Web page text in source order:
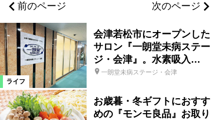
会津若松市 会津エリア
南相馬市 浜通りエリア 伊達市
二本松市 いわき市 双葉町
前のページ 次のページ
ライフ
会津若松市にオープンした
サロン『一朗堂未病ステー
ジ・会津』。水素吸入…
一朗堂未病ステージ・会津
お歳暮・冬ギフトにおすす
めの『モンモ良品』お取り